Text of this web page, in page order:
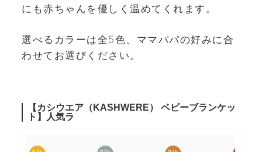
にも赤ちゃんを優しく温めてくれます。
選べるカラーは全5色、ママパパの好みに合
わせてお選びください。